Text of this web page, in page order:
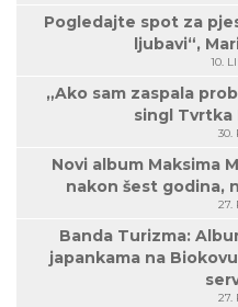
Pogledajte spot za
ljubavi“,
10.
„Ako sam zaspala
singl Tvrtka
30.
Novi album Maksima
nakon šest godina,
27.
Banda Turizma:
japankama na
27.